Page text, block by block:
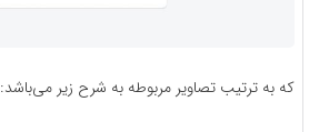
که به ترتیب تصاویر مربوطه به شرح زیر می‌باشد: